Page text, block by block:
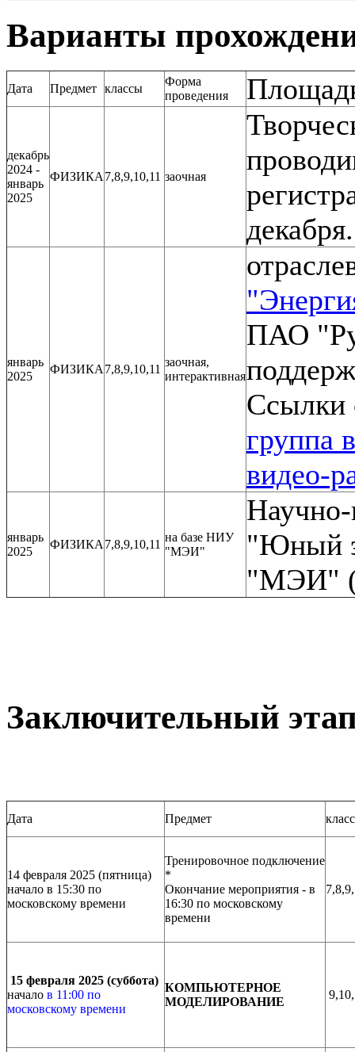
Варианты
Дата Предмет классы
Форма
проведения
декабрь
2024 -
январь
2025
ФИЗИКА 7,8,9,10,11 заочная
декабря.
январь
2025
ФИЗИКА 7,8,9,10,11
заочная,
интерактивная
ПАО
Ссылки
группа
видео-
январь
2025
ФИЗИКА 7,8,9,10,11
на базе НИУ
"МЭИ"
Научно-
"Юный
"МЭИ"
Заключительный
Дата Предмет
14 февраля 2025 (пятница)
начало в 15:30 по
московскому времени
Тренировочное подключение
*
Окончание мероприятия - в
16:30 по московскому
времени
15 февраля 2025 (суббота)
начало в 11:00 по
московскому времени
КОМПЬЮТЕРНОЕ
МОДЕЛИРОВАНИЕ